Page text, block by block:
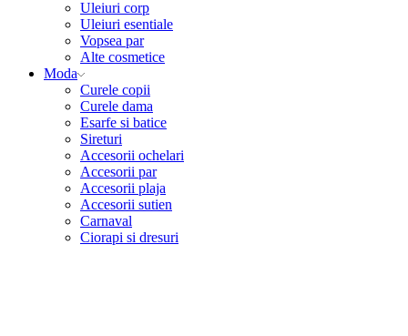
Uleiuri corp
Uleiuri esentiale
Vopsea par
Alte cosmetice
Moda
Curele copii
Curele dama
Esarfe si batice
Sireturi
Accesorii ochelari
Accesorii par
Accesorii plaja
Accesorii sutien
Carnaval
Ciorapi si dresuri